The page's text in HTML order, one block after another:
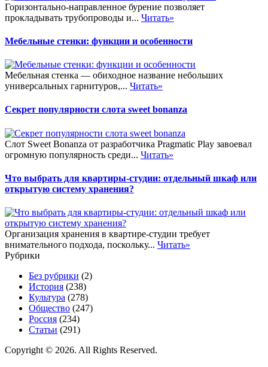
Горизонтально-направленное бурение позволяет
прокладывать трубопроводы и... Читать»
Мебельные стенки: функции и особенности
Мебельная стенка — обиходное название небольших
универсальных гарнитуров,... Читать»
Секрет популярности слота sweet bonanza
Слот Sweet Bonanza от разработчика Pragmatic Play завоевал
огромную популярность среди... Читать»
Что выбрать для квартиры-студии: отдельный шкаф или
открытую систему хранения?
Организация хранения в квартире-студии требует
внимательного подхода, поскольку... Читать»
Рубрики
Без рубрики (2)
История (238)
Культура (278)
Общество (247)
Россия (234)
Статьи (291)
Copyright © 2026. All Rights Reserved.